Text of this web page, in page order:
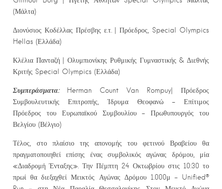
(Μάλτα)
Διονύσιος Κοδέλλας Πρέσβης ε.τ. | Πρόεδρος, Special Olympics
Hellas (Ελλάδα)
Κλέλια Πανταζή | Ολυμπιονίκης Ρυθμικής Γυμναστικής & Διεθνής
Κριτής Special Olympics (Ελλάδα)
Συμπεράσματα:Herman Count Van Rompuy| Πρόεδρος
Συμβουλευτικής Επιτροπής, Ίδρυμα Θεοφανώ – Επίτιμος
Πρόεδρος του Ευρωπαϊκού Συμβουλίου – Πρωθυπουργός του
Βελγίου (Βέλγιο)
Τέλος, στο πλαίσιο της απονομής του φετινού Βραβείου θα
πραγματοποιηθεί επίσης ένας συμβολικός αγώνας δρόμου, μία
«Διαδρομή Ένταξης». Την Πέμπτη 24 Οκτωβρίου στις 10:30 το
πρωί θα διεξαχθεί Μεικτός Αγώνας Δρόμου 1.000μ – Unified®